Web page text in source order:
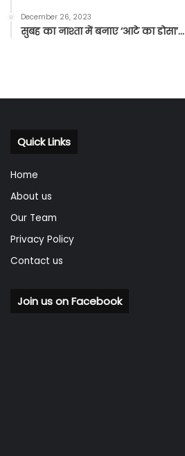
December 26, 2023
सुबह का नाश्ता में बनाए ‘आटे का डोसा’…
Quick Links
Home
About us
Our Team
Privacy Policy
Contact us
Join us on Facebook